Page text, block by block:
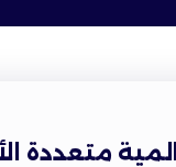
متعددة